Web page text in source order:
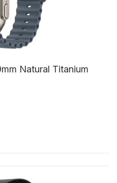
Natural Titanium